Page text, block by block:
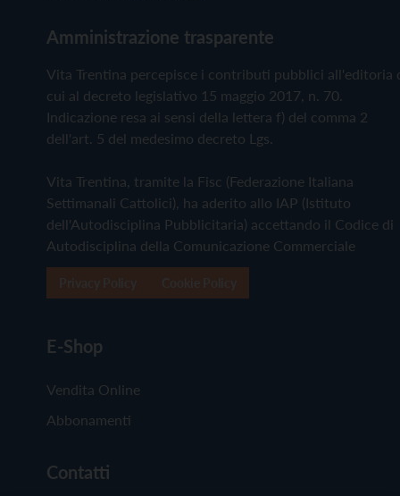
Amministrazione trasparente
Vita Trentina percepisce i contributi pubblici all'editoria
cui al decreto legislativo 15 maggio 2017, n. 70.
Indicazione resa ai sensi della lettera f) del comma 2
dell'art. 5 del medesimo decreto Lgs.
Vita Trentina, tramite la Fisc (Federazione Italiana
Settimanali Cattolici), ha aderito allo IAP (Istituto
dell'Autodisciplina Pubblicitaria) accettando il Codice di
Autodisciplina della Comunicazione Commerciale
E-Shop
Vendita Online
Abbonamenti
Contatti